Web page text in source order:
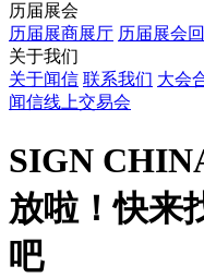
历届展会
历届展商展厅 历届展会
关于我们
关于闻信 联系我们 大会
闻信线上交易会
SIGN
放啦！快来
吧